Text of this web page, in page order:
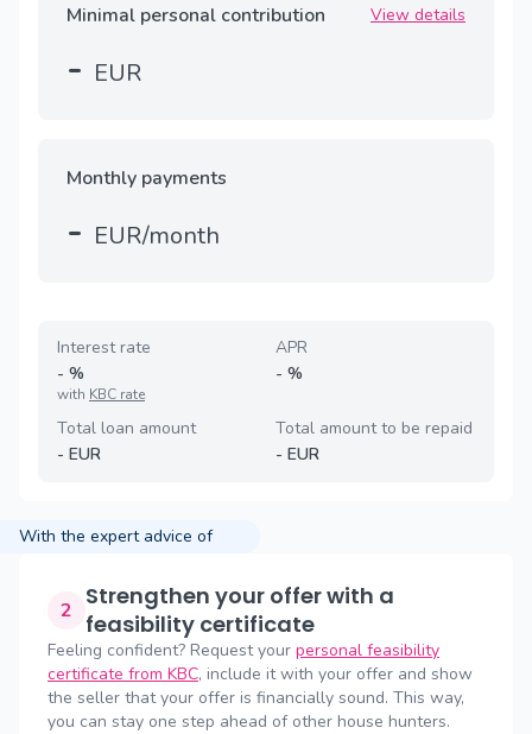
Minimal personal contribution View details
- EUR
Monthly payments
- EUR/month
Interest rate
- %
with KBC rate
APR
- %
Total loan amount
- EUR
Total amount to be repaid
- EUR
With the expert advice of
2 Strengthen your offer with a
feasibility certificate
Feeling confident? Request your personal feasibility
certificate from KBC, include it with your offer and show
the seller that your offer is financially sound. This way,
you can stay one step ahead of other house hunters.